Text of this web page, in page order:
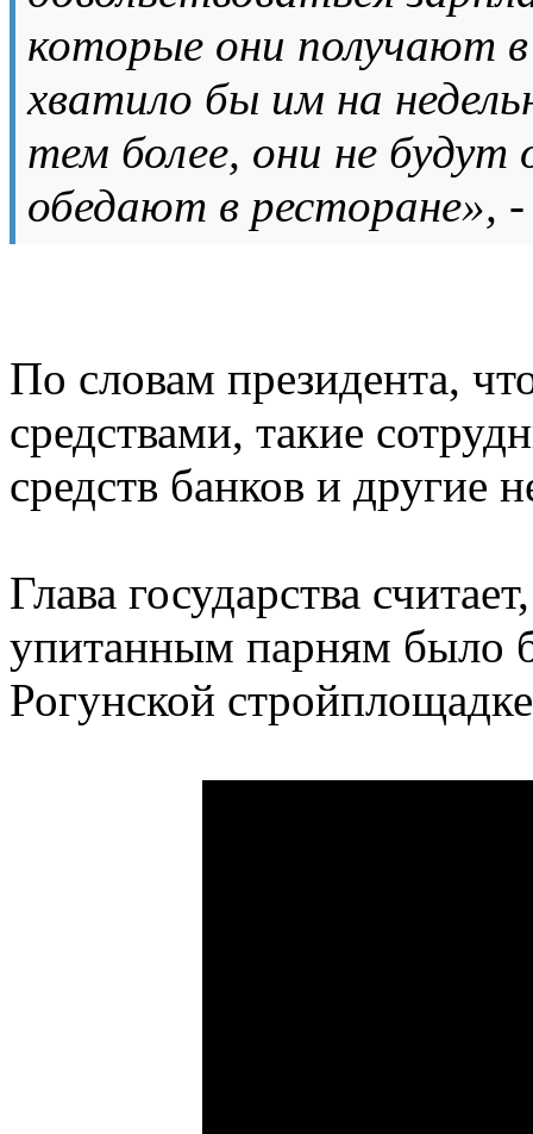
которые они получают
хватило бы им на
тем более, они не будут
обедают в ресторане»,
По словам президента,
средствами, такие
средств банков и другие
Глава государства
упитанным парням было
Рогунской